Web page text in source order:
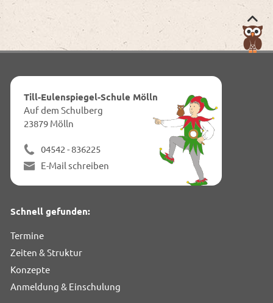
Till-Eulenspiegel-Schule Mölln
Auf dem Schulberg
23879 Mölln
04542 - 836225
E-Mail schreiben
Schnell gefunden:
Termine
Zeiten & Struktur
Konzepte
Anmeldung & Einschulung